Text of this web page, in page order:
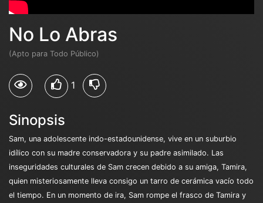
No Lo Abras
(Apto para Todo Público)
1
Sinopsis
Sam, una adolescente indo-estadounidense, vive en un suburbio
idílico con su madre conservadora y su padre asimilado. Las
inseguridades culturales de Sam crecen debido a su amiga, Tamira,
quien misteriosamente lleva consigo un tarro de cerámica vacío todo
el tiempo. En un momento de ira, Sam rompe el frasco de Tamira y